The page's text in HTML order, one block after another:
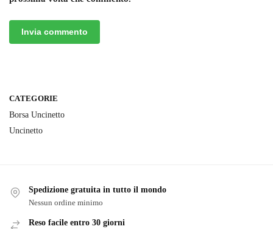
CATEGORIE
Borsa Uncinetto
Uncinetto
Spedizione gratuita in tutto il mondo
Nessun ordine minimo
Reso facile entro 30 giorni